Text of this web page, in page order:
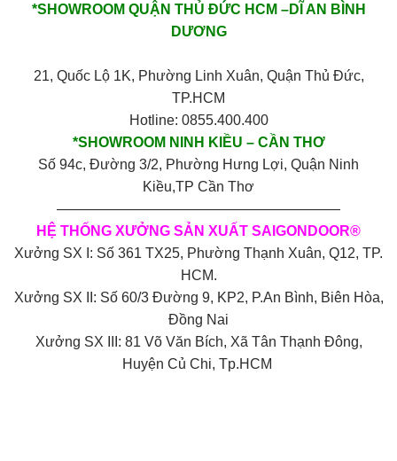
*SHOWROOM QUẬN THỦ ĐỨC HCM –DĨ AN BÌNH
DƯƠNG
21, Quốc Lộ 1K, Phường Linh Xuân, Quận Thủ Đức,
TP.HCM
Hotline: 0855.400.400
*SHOWROOM NINH KIỀU – CẦN THƠ
Số 94c, Đường 3/2, Phường Hưng Lợi, Quận Ninh
Kiều,TP Cần Thơ
————————————————————
HỆ THỐNG XƯỞNG SẢN XUẤT SAIGONDOOR®
Xưởng SX I: Số 361 TX25, Phường Thạnh Xuân, Q12, TP.
HCM.
Xưởng SX II: Số 60/3 Đường 9, KP2, P.An Bình, Biên Hòa,
Đồng Nai
Xưởng SX III: 81 Võ Văn Bích, Xã Tân Thạnh Đông,
Huyện Củ Chi, Tp.HCM